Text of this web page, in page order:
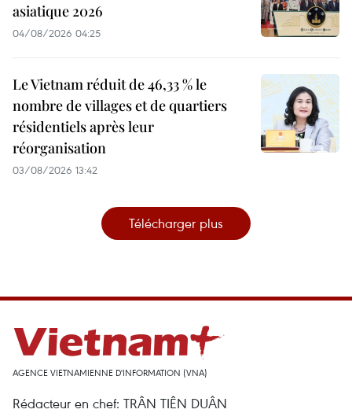
asiatique 2026
04/08/2026 04:25
Le Vietnam réduit de 46,33 % le
nombre de villages et de quartiers
résidentiels après leur
réorganisation
03/08/2026 13:42
Télécharger plus
AGENCE VIETNAMIENNE D'INFORMATION (VNA)
Rédacteur en chef: TRÂN TIÊN DUÂN